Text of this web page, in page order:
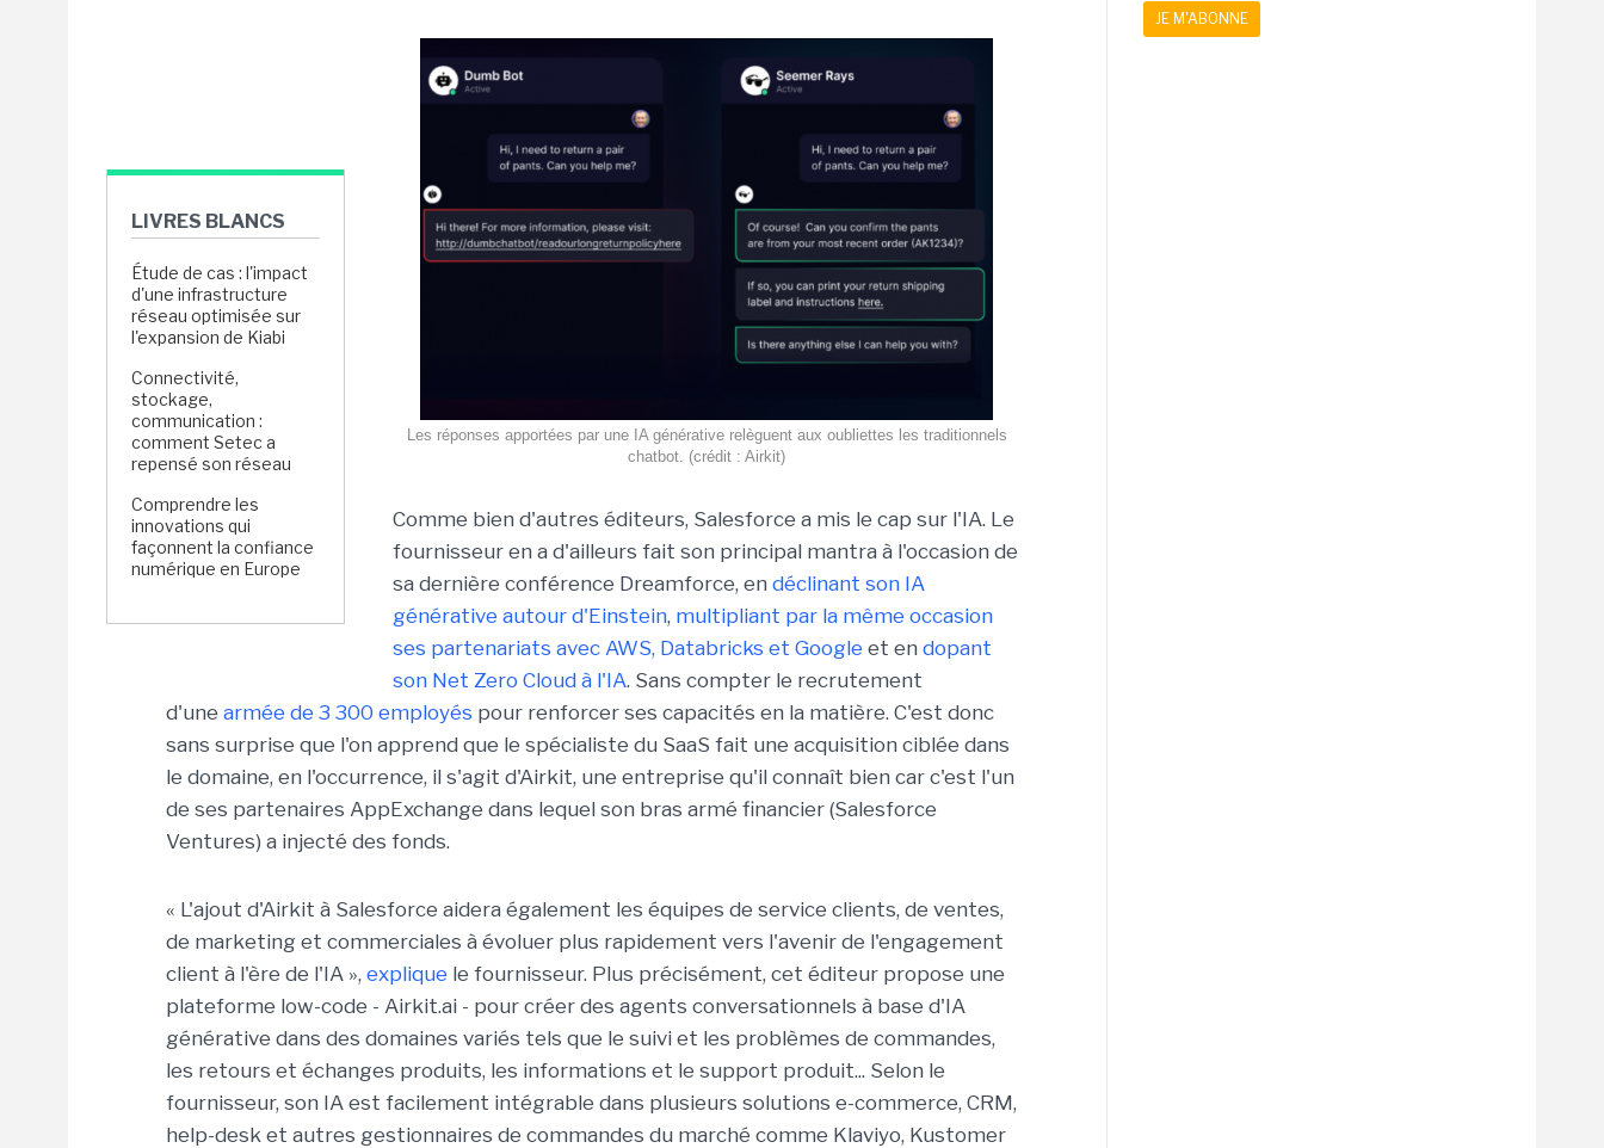
LIVRES BLANCS
Étude de cas : l'impact
d'une infrastructure
réseau optimisée sur
l'expansion de Kiabi
Connectivité,
stockage,
communication :
comment Setec a
repensé son réseau
Comprendre les
innovations qui
façonnent la confiance
numérique en Europe
Les réponses apportées par une IA générative relèguent aux oubliettes les traditionnels
chatbot. (crédit : Airkit)
Comme bien d'autres éditeurs, Salesforce a mis le cap sur l'IA. Le
fournisseur en a d'ailleurs fait son principal mantra à l'occasion de
sa dernière conférence Dreamforce, en déclinant son IA
générative autour d'Einstein, multipliant par la même occasion
ses partenariats avec AWS, Databricks et Google et en dopant
son Net Zero Cloud à l'IA. Sans compter le recrutement
d'une armée de 3 300 employés pour renforcer ses capacités en la matière. C'est donc
sans surprise que l'on apprend que le spécialiste du SaaS fait une acquisition ciblée dans
le domaine, en l'occurrence, il s'agit d'Airkit, une entreprise qu'il connaît bien car c'est l'un
de ses partenaires AppExchange dans lequel son bras armé financier (Salesforce
Ventures) a injecté des fonds.
« L'ajout d'Airkit à Salesforce aidera également les équipes de service clients, de ventes,
de marketing et commerciales à évoluer plus rapidement vers l'avenir de l'engagement
client à l'ère de l'IA », explique le fournisseur. Plus précisément, cet éditeur propose une
plateforme low-code - Airkit.ai - pour créer des agents conversationnels à base d'IA
générative dans des domaines variés tels que le suivi et les problèmes de commandes,
les retours et échanges produits, les informations et le support produit... Selon le
fournisseur, son IA est facilement intégrable dans plusieurs solutions e-commerce, CRM,
help-desk et autres gestionnaires de commandes du marché comme Klaviyo, Kustomer
JE M'ABONNE